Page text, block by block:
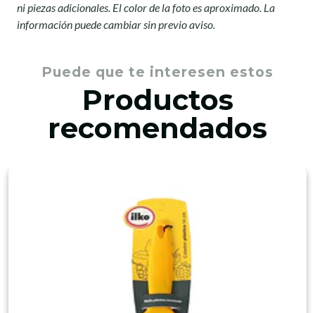
ni piezas adicionales. El color de la foto es aproximado. La
información puede cambiar sin previo aviso.
Puede que te interesen estos
Productos
recomendados